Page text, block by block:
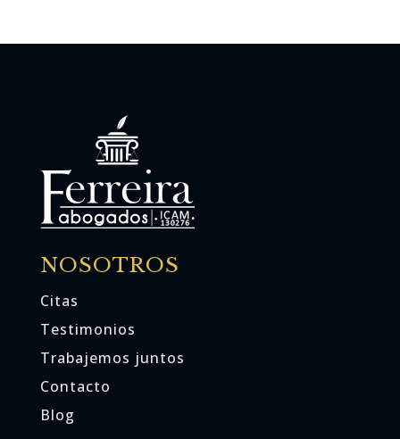
NOSOTROS
Citas
Testimonios
Trabajemos juntos
Contacto
Blog